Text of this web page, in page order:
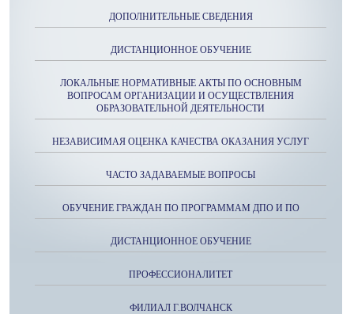
ДОПОЛНИТЕЛЬНЫЕ СВЕДЕНИЯ
ДИСТАНЦИОННОЕ ОБУЧЕНИЕ
ЛОКАЛЬНЫЕ НОРМАТИВНЫЕ АКТЫ ПО ОСНОВНЫМ
ВОПРОСАМ ОРГАНИЗАЦИИ И ОСУЩЕСТВЛЕНИЯ
ОБРАЗОВАТЕЛЬНОЙ ДЕЯТЕЛЬНОСТИ
НЕЗАВИСИМАЯ ОЦЕНКА КАЧЕСТВА ОКАЗАНИЯ УСЛУГ
ЧАСТО ЗАДАВАЕМЫЕ ВОПРОСЫ
ОБУЧЕНИЕ ГРАЖДАН ПО ПРОГРАММАМ ДПО И ПО
ДИСТАНЦИОННОЕ ОБУЧЕНИЕ
ПРОФЕССИОНАЛИТЕТ
ФИЛИАЛ Г.ВОЛЧАНСК